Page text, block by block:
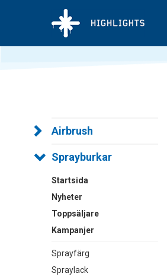
Airbrush
Sprayburkar
Startsida
Nyheter
Toppsäljare
Kampanjer
Sprayfärg
Spraylack